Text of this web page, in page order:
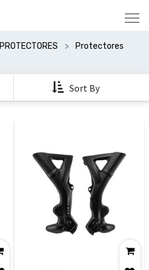
PROTECTORES
Protectores
Sort By